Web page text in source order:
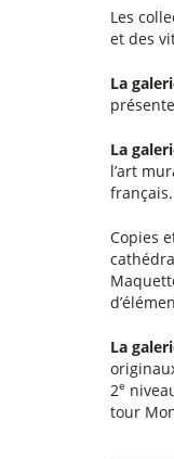
Les
et des
La
La
l’art
français.
Copies
La
2e
tour